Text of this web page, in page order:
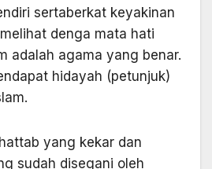
sertaberkat keyakinan
denga mata hati
adalah agama yang benar.
hidayah (petunjuk)
yang kekar dan
sudah disegani oleh